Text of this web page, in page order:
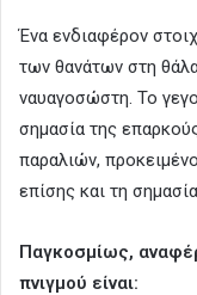
Ένα ενδιαφέρον
των θανάτων στη
ναυαγοσώστη. Το
σημασία της
παραλιών,
επίσης και τη
Παγκοσμίως,
πνιγμού είναι: